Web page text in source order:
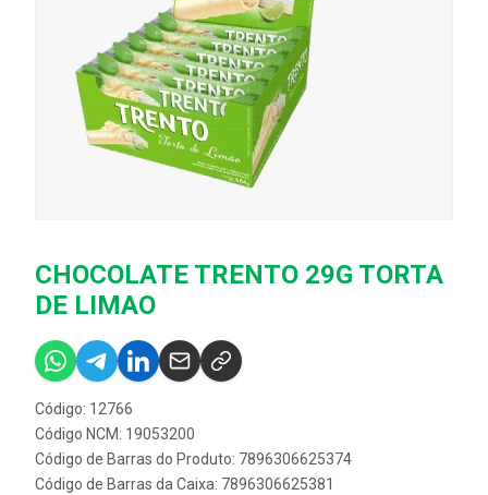
CHOCOLATE TRENTO 29G TORTA
DE LIMAO
Código: 12766
Código NCM: 19053200
Código de Barras do Produto: 7896306625374
Código de Barras da Caixa: 7896306625381